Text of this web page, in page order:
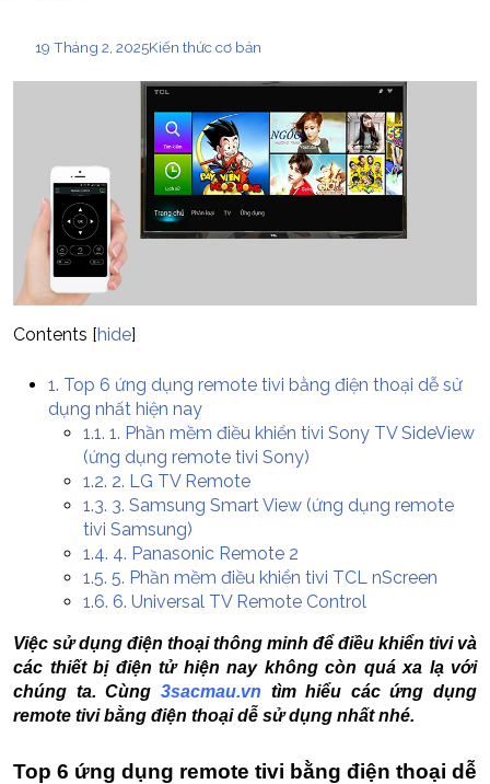
19 Tháng 2, 2025Kiến thức cơ bản
Contents [hide]
1. Top 6 ứng dụng remote tivi bằng điện thoại dễ sử
dụng nhất hiện nay
1.1. 1. Phần mềm điều khiển tivi Sony TV SideView
(ứng dụng remote tivi Sony)
1.2. 2. LG TV Remote
1.3. 3. Samsung Smart View (ứng dụng remote
tivi Samsung)
1.4. 4. Panasonic Remote 2
1.5. 5. Phần mềm điều khiển tivi TCL nScreen
1.6. 6. Universal TV Remote Control
Việc sử dụng điện thoại thông minh để điều khiển tivi và
các thiết bị điện tử hiện nay không còn quá xa lạ với
chúng ta. Cùng 3sacmau.vn tìm hiểu các ứng dụng
remote tivi bằng điện thoại dễ sử dụng nhất nhé.
Top 6 ứng dụng remote tivi bằng điện thoại dễ